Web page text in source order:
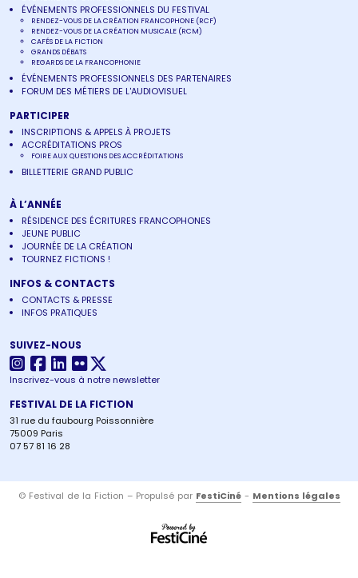
ÉVÉNEMENTS PROFESSIONNELS DU FESTIVAL
RENDEZ-VOUS DE LA CRÉATION FRANCOPHONE (RCF)
RENDEZ-VOUS DE LA CRÉATION MUSICALE (RCM)
CAFÉS DE LA FICTION
GRANDS DÉBATS
REGARDS DE LA FRANCOPHONIE
ÉVÉNEMENTS PROFESSIONNELS DES PARTENAIRES
FORUM DES MÉTIERS DE L'AUDIOVISUEL
PARTICIPER
INSCRIPTIONS & APPELS À PROJETS
ACCRÉDITATIONS PROS
FOIRE AUX QUESTIONS DES ACCRÉDITATIONS
BILLETTERIE GRAND PUBLIC
À L’ANNÉE
RÉSIDENCE DES ÉCRITURES FRANCOPHONES
JEUNE PUBLIC
JOURNÉE DE LA CRÉATION
TOURNEZ FICTIONS !
INFOS & CONTACTS
CONTACTS & PRESSE
INFOS PRATIQUES
SUIVEZ-NOUS
Inscrivez-vous à notre newsletter
FESTIVAL DE LA FICTION
31 rue du faubourg Poissonnière
75009 Paris
07 57 81 16 28
© Festival de la Fiction – Propulsé par FestiCiné- Mentions légales